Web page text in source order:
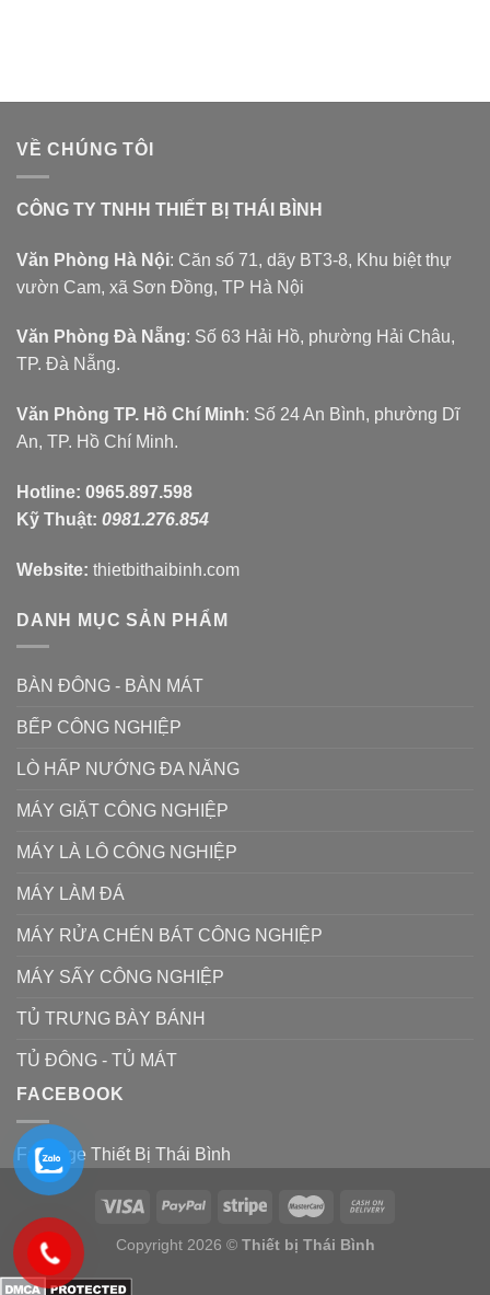
VỀ CHÚNG TÔI
CÔNG TY TNHH THIẾT BỊ THÁI BÌNH
Văn Phòng Hà Nội: Căn số 71, dãy BT3-8, Khu biệt thự
vườn Cam, xã Sơn Đồng, TP Hà Nội
Văn Phòng Đà Nẵng: Số 63 Hải Hồ, phường Hải Châu,
TP. Đà Nẵng.
Văn Phòng TP. Hồ Chí Minh: Số 24 An Bình, phường Dĩ
An, TP. Hồ Chí Minh.
Hotline: 0965.897.598
Kỹ Thuật: 0981.276.854
Website: thietbithaibinh.com
DANH MỤC SẢN PHẨM
BÀN ĐÔNG - BÀN MÁT
BẾP CÔNG NGHIỆP
LÒ HẤP NƯỚNG ĐA NĂNG
MÁY GIẶT CÔNG NGHIỆP
MÁY LÀ LÔ CÔNG NGHIỆP
MÁY LÀM ĐÁ
MÁY RỬA CHÉN BÁT CÔNG NGHIỆP
MÁY SẤY CÔNG NGHIỆP
TỦ TRƯNG BÀY BÁNH
TỦ ĐÔNG - TỦ MÁT
FACEBOOK
Fanpage Thiết Bị Thái Bình
Copyright 2026 © Thiết bị Thái Bình